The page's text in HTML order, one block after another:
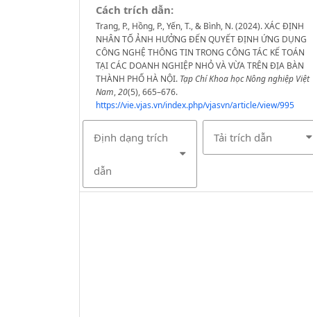
Cách trích dẫn:
Trang, P., Hồng, P., Yến, T., & Bình, N. (2024). XÁC ĐỊNH
NHÂN TỐ ẢNH HƯỞNG ĐẾN QUYẾT ĐỊNH ỨNG DỤNG
CÔNG NGHỆ THÔNG TIN TRONG CÔNG TÁC KẾ TOÁN
TẠI CÁC DOANH NGHIỆP NHỎ VÀ VỪA TRÊN ĐỊA BÀN
THÀNH PHỐ HÀ NỘI. Tạp Chí Khoa học Nông nghiệp Việt
Nam,20(5), 665–676.
https://vie.vjas.vn/index.php/vjasvn/article/view/995
Định dạng trích
dẫn
Tải trích dẫn